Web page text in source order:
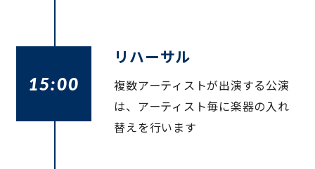
15:00
リハーサル
複数アーティストが出演する公演
は、アーティスト毎に楽器の入れ
替えを行います